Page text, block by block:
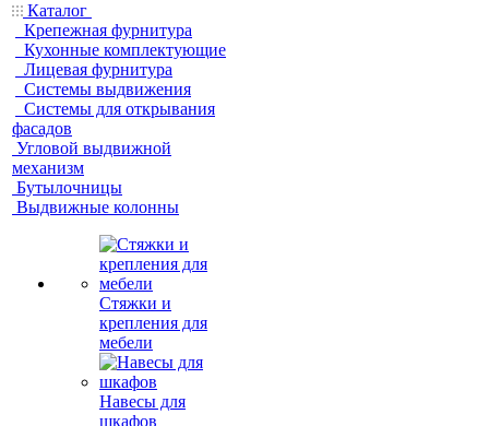
Каталог
Крепежная фурнитура
Кухонные комплектующие
Лицевая фурнитура
Системы выдвижения
Системы для открывания
фасадов
Угловой выдвижной
механизм
Бутылочницы
Выдвижные колонны
Стяжки и
крепления для
мебели
Навесы для
шкафов